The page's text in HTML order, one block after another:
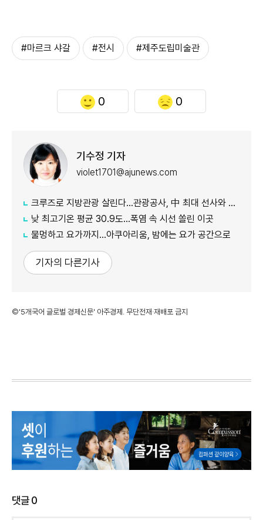
#마르크 샤갈 #전시 #제주도립미술관
0 0
기수정 기자
violet1701@ajunews.com
크루즈로 지방관광 살린다…관광공사, 中 최대 선사와 맞손
낮 최고기온 평균 30.9도…폭염 속 시선 쏠린 이곳
물멍하고 요가까지…아쿠아리움, 밤에는 요가 공간으로
기자의 다른기사
©'5개국어 글로벌 경제신문' 아주경제. 무단전재·재배포 금지
댓글0